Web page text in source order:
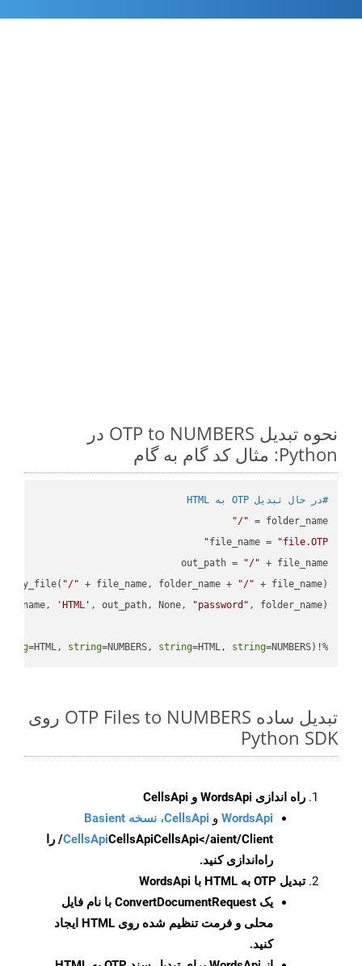
نحوه تبدیل OTP to NUMBERS در
Python: مثال کد گام به گام
#در حال تبدیل OTP به HTML
folder_name =
"/"
file_name =
"file.OTP"
out_path =
"/"
"/" + file_name, folder_name +
"/"
'HTML' , out_path, None, "password"
%!(EXTRA
=HTML, string=NUMBERS, string=HTML, string=NUMBERS)
تبدیل ساده OTP Files to NUMBERS روی
Python SDK
راه اندازی WordsApi و CellsApi
WordsApi و CellsApi، نسخه Basient
CellsApiCellsApi
CellsApi</aient/Client/ را
راه‌اندازی کنید.
تبدیل OTP به HTML با WordsApi
یک ConvertDocumentRequest با نام فایل
محلی و فرمت تنظیم شده روی HTML ایجاد
کنید.